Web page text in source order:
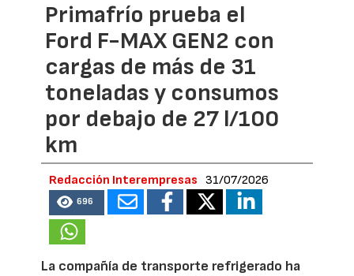
Primafrío prueba el
Ford F-MAX GEN2 con
cargas de más de 31
toneladas y consumos
por debajo de 27 l/100
km
Redacción Interempresas 31/07/2026
696
La compañía de transporte refrigerado ha